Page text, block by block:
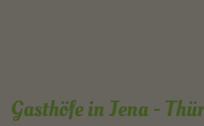
Gasthöfe in Jena -